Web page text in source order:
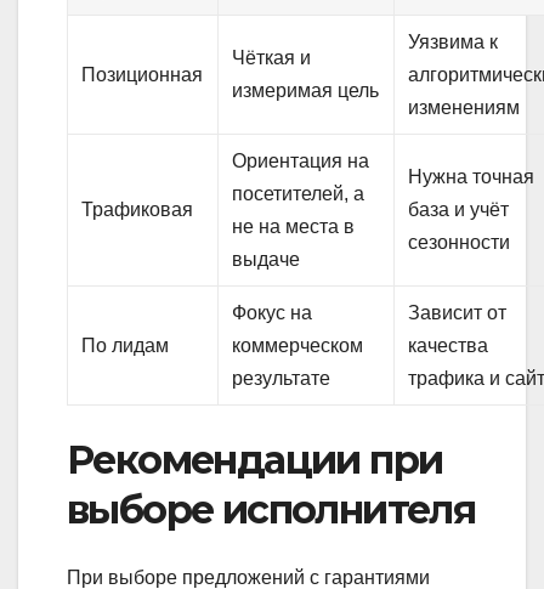
Позиционная
Чёткая и
измеримая цель
Уязвима к
изменениям
Трафиковая
Ориентация на
посетителей, а
не на места в
выдаче
Нужна точная
база и учёт
сезонности
По лидам
Фокус на
коммерческом
результате
Зависит от
качества
трафика и
Рекомендации при
выборе исполнителя
При выборе предложений с гарантиями